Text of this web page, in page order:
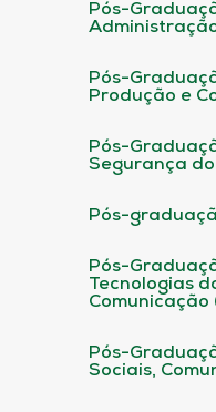
Pós-
Pós-
Produção e
Pós-
Segurança
Pós-
Pós-
Tecnologias
Comunicação
Pós-
Sociais,